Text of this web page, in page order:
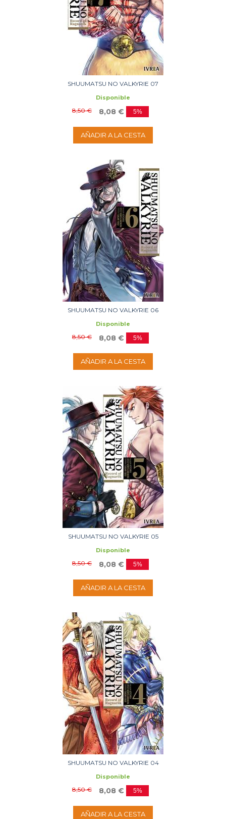
SHUUMATSU NO VALKYRIE 07
Disponible
8,50 € 8,08 € 5%
AÑADIR A LA CESTA
SHUUMATSU NO VALKYRIE 06
Disponible
8,50 € 8,08 € 5%
AÑADIR A LA CESTA
SHUUMATSU NO VALKYRIE 05
Disponible
8,50 € 8,08 € 5%
AÑADIR A LA CESTA
SHUUMATSU NO VALKYRIE 04
Disponible
8,50 € 8,08 € 5%
AÑADIR A LA CESTA